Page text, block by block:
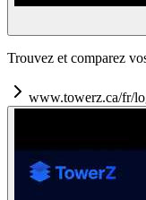
Trouvez et comparez
www.towerz.ca/fr/